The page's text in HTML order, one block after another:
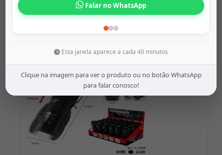
Esta janela aparece a cada 40 minutos
Clique na imagem para ver o produto ou no botão WhatsApp
para falar conosco!
Lanterna tática zoom t...